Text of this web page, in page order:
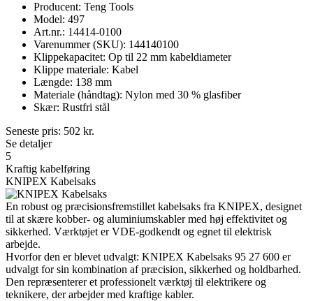
Producent: Teng Tools
Model: 497
Art.nr.: 14414-0100
Varenummer (SKU): 144140100
Klippekapacitet: Op til 22 mm kabeldiameter
Klippe materiale: Kabel
Længde: 138 mm
Materiale (håndtag): Nylon med 30 % glasfiber
Skær: Rustfri stål
Seneste pris: 502 kr.
Se detaljer
5
Kraftig kabelføring
KNIPEX Kabelsaks
En robust og præcisionsfremstillet kabelsaks fra KNIPEX, designet
til at skære kobber- og aluminiumskabler med høj effektivitet og
sikkerhed. Værktøjet er VDE-godkendt og egnet til elektrisk
arbejde.
Hvorfor den er blevet udvalgt: KNIPEX Kabelsaks 95 27 600 er
udvalgt for sin kombination af præcision, sikkerhed og holdbarhed.
Den repræsenterer et professionelt værktøj til elektrikere og
teknikere, der arbejder med kraftige kabler.